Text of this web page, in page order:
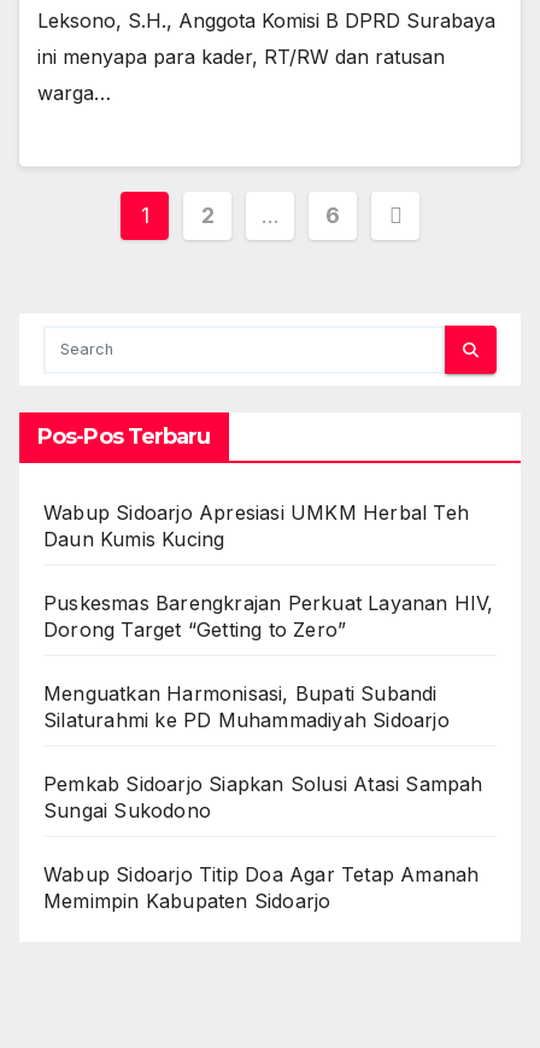
Leksono, S.H., Anggota Komisi B DPRD Surabaya
ini menyapa para kader, RT/RW dan ratusan
warga…
Paginasi
1 2 … 6
Pos-Pos Terbaru
Wabup Sidoarjo Apresiasi UMKM Herbal Teh
Daun Kumis Kucing
Puskesmas Barengkrajan Perkuat Layanan HIV,
Dorong Target “Getting to Zero”
Menguatkan Harmonisasi, Bupati Subandi
Silaturahmi ke PD Muhammadiyah Sidoarjo
Pemkab Sidoarjo Siapkan Solusi Atasi Sampah
Sungai Sukodono
Wabup Sidoarjo Titip Doa Agar Tetap Amanah
Memimpin Kabupaten Sidoarjo